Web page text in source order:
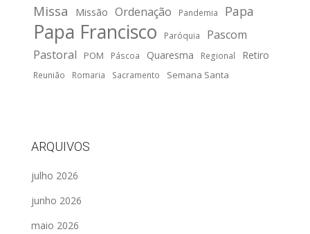
Missa Missão Ordenação Pandemia Papa
Papa Francisco Paróquia
Pascom
Pastoral
POM Páscoa Quaresma Regional Retiro
Reunião Romaria Sacramento Semana Santa
ARQUIVOS
julho 2026
junho 2026
maio 2026